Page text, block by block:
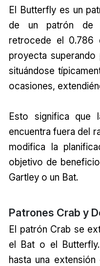
El Butterfly es un
de un patrón de
retrocede el
proyecta
situándose
ocasiones,
Esto significa que
encuentra fuera del
modifica la
objetivo de
Gartley o un Bat.
Patrones Crab y
El patrón Crab se
el Bat o el
hasta una